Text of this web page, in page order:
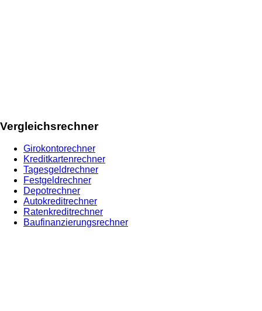
Vergleichsrechner
Girokontorechner
Kreditkartenrechner
Tagesgeldrechner
Festgeldrechner
Depotrechner
Autokreditrechner
Ratenkreditrechner
Baufinanzierungsrechner